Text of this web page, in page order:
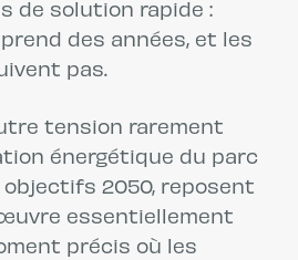
de solution rapide :
des années, et les
pas.
tension rarement
énergétique du parc
objectifs 2050, reposent
essentiellement
précis où les